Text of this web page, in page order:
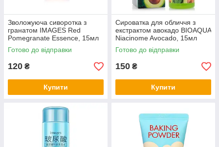
Зволожуюча сиворотка з
гранатом IMAGES Red
Pomegranate Essence, 15мл
Готово до відправки
120 ₴
Купити
Сироватка для обличчя з
екстрактом авокадо BIOAQUA
Niacinome Avocado, 15мл
Готово до відправки
150 ₴
Купити